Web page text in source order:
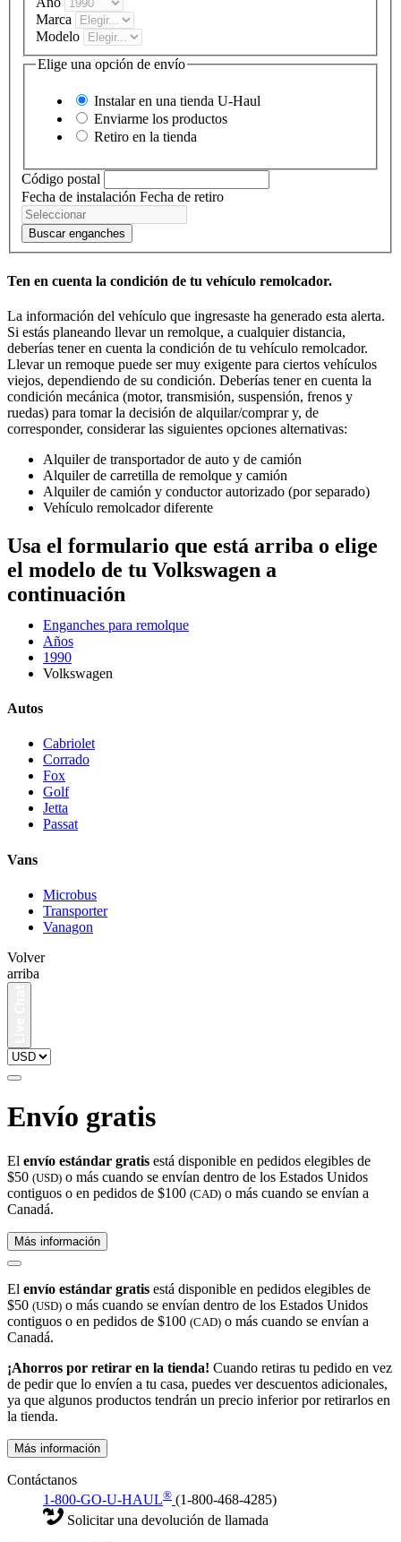
Marca
Modelo
Elige una opción de envío
Instalar en una tienda U-Haul
Enviarme los productos
Retiro en la tienda
Código postal
Fecha de instalación Fecha de retiro
Buscar enganches
Ten en cuenta la condición de tu vehículo remolcador.
La información del vehículo que ingresaste ha generado esta alerta.
Si estás planeando llevar un remolque, a cualquier distancia,
deberías tener en cuenta la condición de tu vehículo remolcador.
Llevar un remoque puede ser muy exigente para ciertos vehículos
viejos, dependiendo de su condición. Deberías tener en cuenta la
condición mecánica (motor, transmisión, suspensión, frenos y
ruedas) para tomar la decisión de alquilar/comprar y, de
corresponder, considerar las siguientes opciones alternativas:
Alquiler de transportador de auto y de camión
Alquiler de carretilla de remolque y camión
Alquiler de camión y conductor autorizado (por separado)
Vehículo remolcador diferente
Usa el formulario que está arriba o elige
el modelo de tu Volkswagen a
continuación
Enganches para remolque
Años
1990
Volkswagen
Autos
Cabriolet
Corrado
Fox
Golf
Jetta
Passat
Vans
Microbus
Transporter
Vanagon
Volver
arriba
Envío gratis
El envío estándar gratis está disponible en pedidos elegibles de
$50 (USD) o más cuando se envían dentro de los Estados Unidos
contiguos o en pedidos de $100 (CAD) o más cuando se envían a
Canadá.
Más información
El envío estándar gratis está disponible en pedidos elegibles de
$50 (USD) o más cuando se envían dentro de los Estados Unidos
contiguos o en pedidos de $100 (CAD) o más cuando se envían a
Canadá.
¡Ahorros por retirar en la tienda! Cuando retiras tu pedido en vez
de pedir que lo envíen a tu casa, puedes ver descuentos adicionales,
ya que algunos productos tendrán un precio inferior por retirarlos en
la tienda.
Más información
Contáctanos
1-800-GO-U-HAUL® (1-800-468-4285)
Solicitar una devolución de llamada